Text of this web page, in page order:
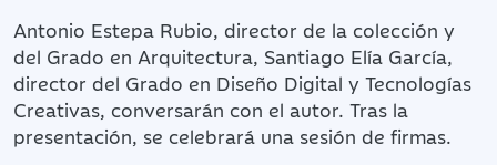
Antonio Estepa Rubio, director de la colección y
del Grado en Arquitectura, Santiago Elía García,
director del Grado en Diseño Digital y Tecnologías
Creativas, conversarán con el autor. Tras la
presentación, se celebrará una sesión de firmas.